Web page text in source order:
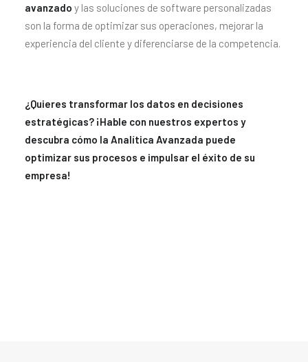
avanzado y las soluciones de software personalizadas
son la forma de optimizar sus operaciones, mejorar la
experiencia del cliente y diferenciarse de la competencia.
¿Quieres transformar los datos en decisiones
estratégicas? ¡Hable con nuestros expertos y
descubra cómo la Analítica Avanzada puede
optimizar sus procesos e impulsar el éxito de su
empresa!